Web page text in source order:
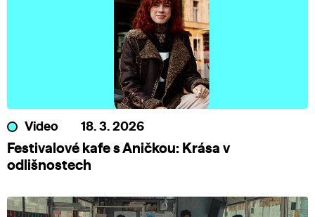
Video 18. 3. 2026
Festivalové kafe s Aničkou: Krása v
odlišnostech